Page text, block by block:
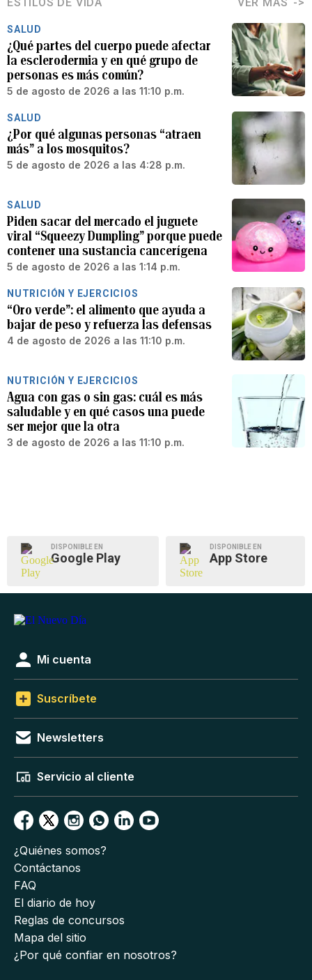
SALUD
¿Qué partes del cuerpo puede afectar
la esclerodermia y en qué grupo de
personas es más común?
5 de agosto de 2026 a las 11:10 p.m.
SALUD
¿Por qué algunas personas “atraen
más” a los mosquitos?
5 de agosto de 2026 a las 4:28 p.m.
SALUD
Piden sacar del mercado el juguete
viral “Squeezy Dumpling” porque puede
contener una sustancia cancerígena
5 de agosto de 2026 a las 1:14 p.m.
NUTRICIÓN Y EJERCICIOS
“Oro verde”: el alimento que ayuda a
bajar de peso y refuerza las defensas
4 de agosto de 2026 a las 11:10 p.m.
NUTRICIÓN Y EJERCICIOS
Agua con gas o sin gas: cuál es más
saludable y en qué casos una puede
ser mejor que la otra
3 de agosto de 2026 a las 11:10 p.m.
DISPONIBLE EN
Google Play
DISPONIBLE EN
App Store
Mi cuenta
Suscríbete
Newsletters
Servicio al cliente
¿Quiénes somos?
Contáctanos
FAQ
El diario de hoy
Reglas de concursos
Mapa del sitio
¿Por qué confiar en nosotros?